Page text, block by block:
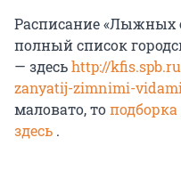
Расписание «Лыжных
полный список
— здесьhttp://
zanyatij-zimnimi-
маловато, то
здесь .